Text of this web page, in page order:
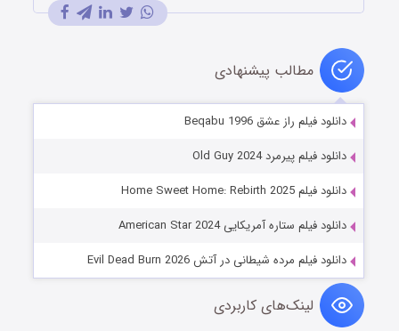
مطالب پیشنهادی
دانلود فیلم راز عشق Beqabu 1996
دانلود فیلم پیرمرد Old Guy 2024
دانلود فیلم Home Sweet Home: Rebirth 2025
دانلود فیلم ستاره آمریکایی American Star 2024
دانلود فیلم مرده شیطانی در آتش Evil Dead Burn 2026
لینک‌های کاربردی